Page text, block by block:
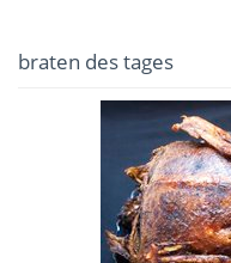
braten des tages